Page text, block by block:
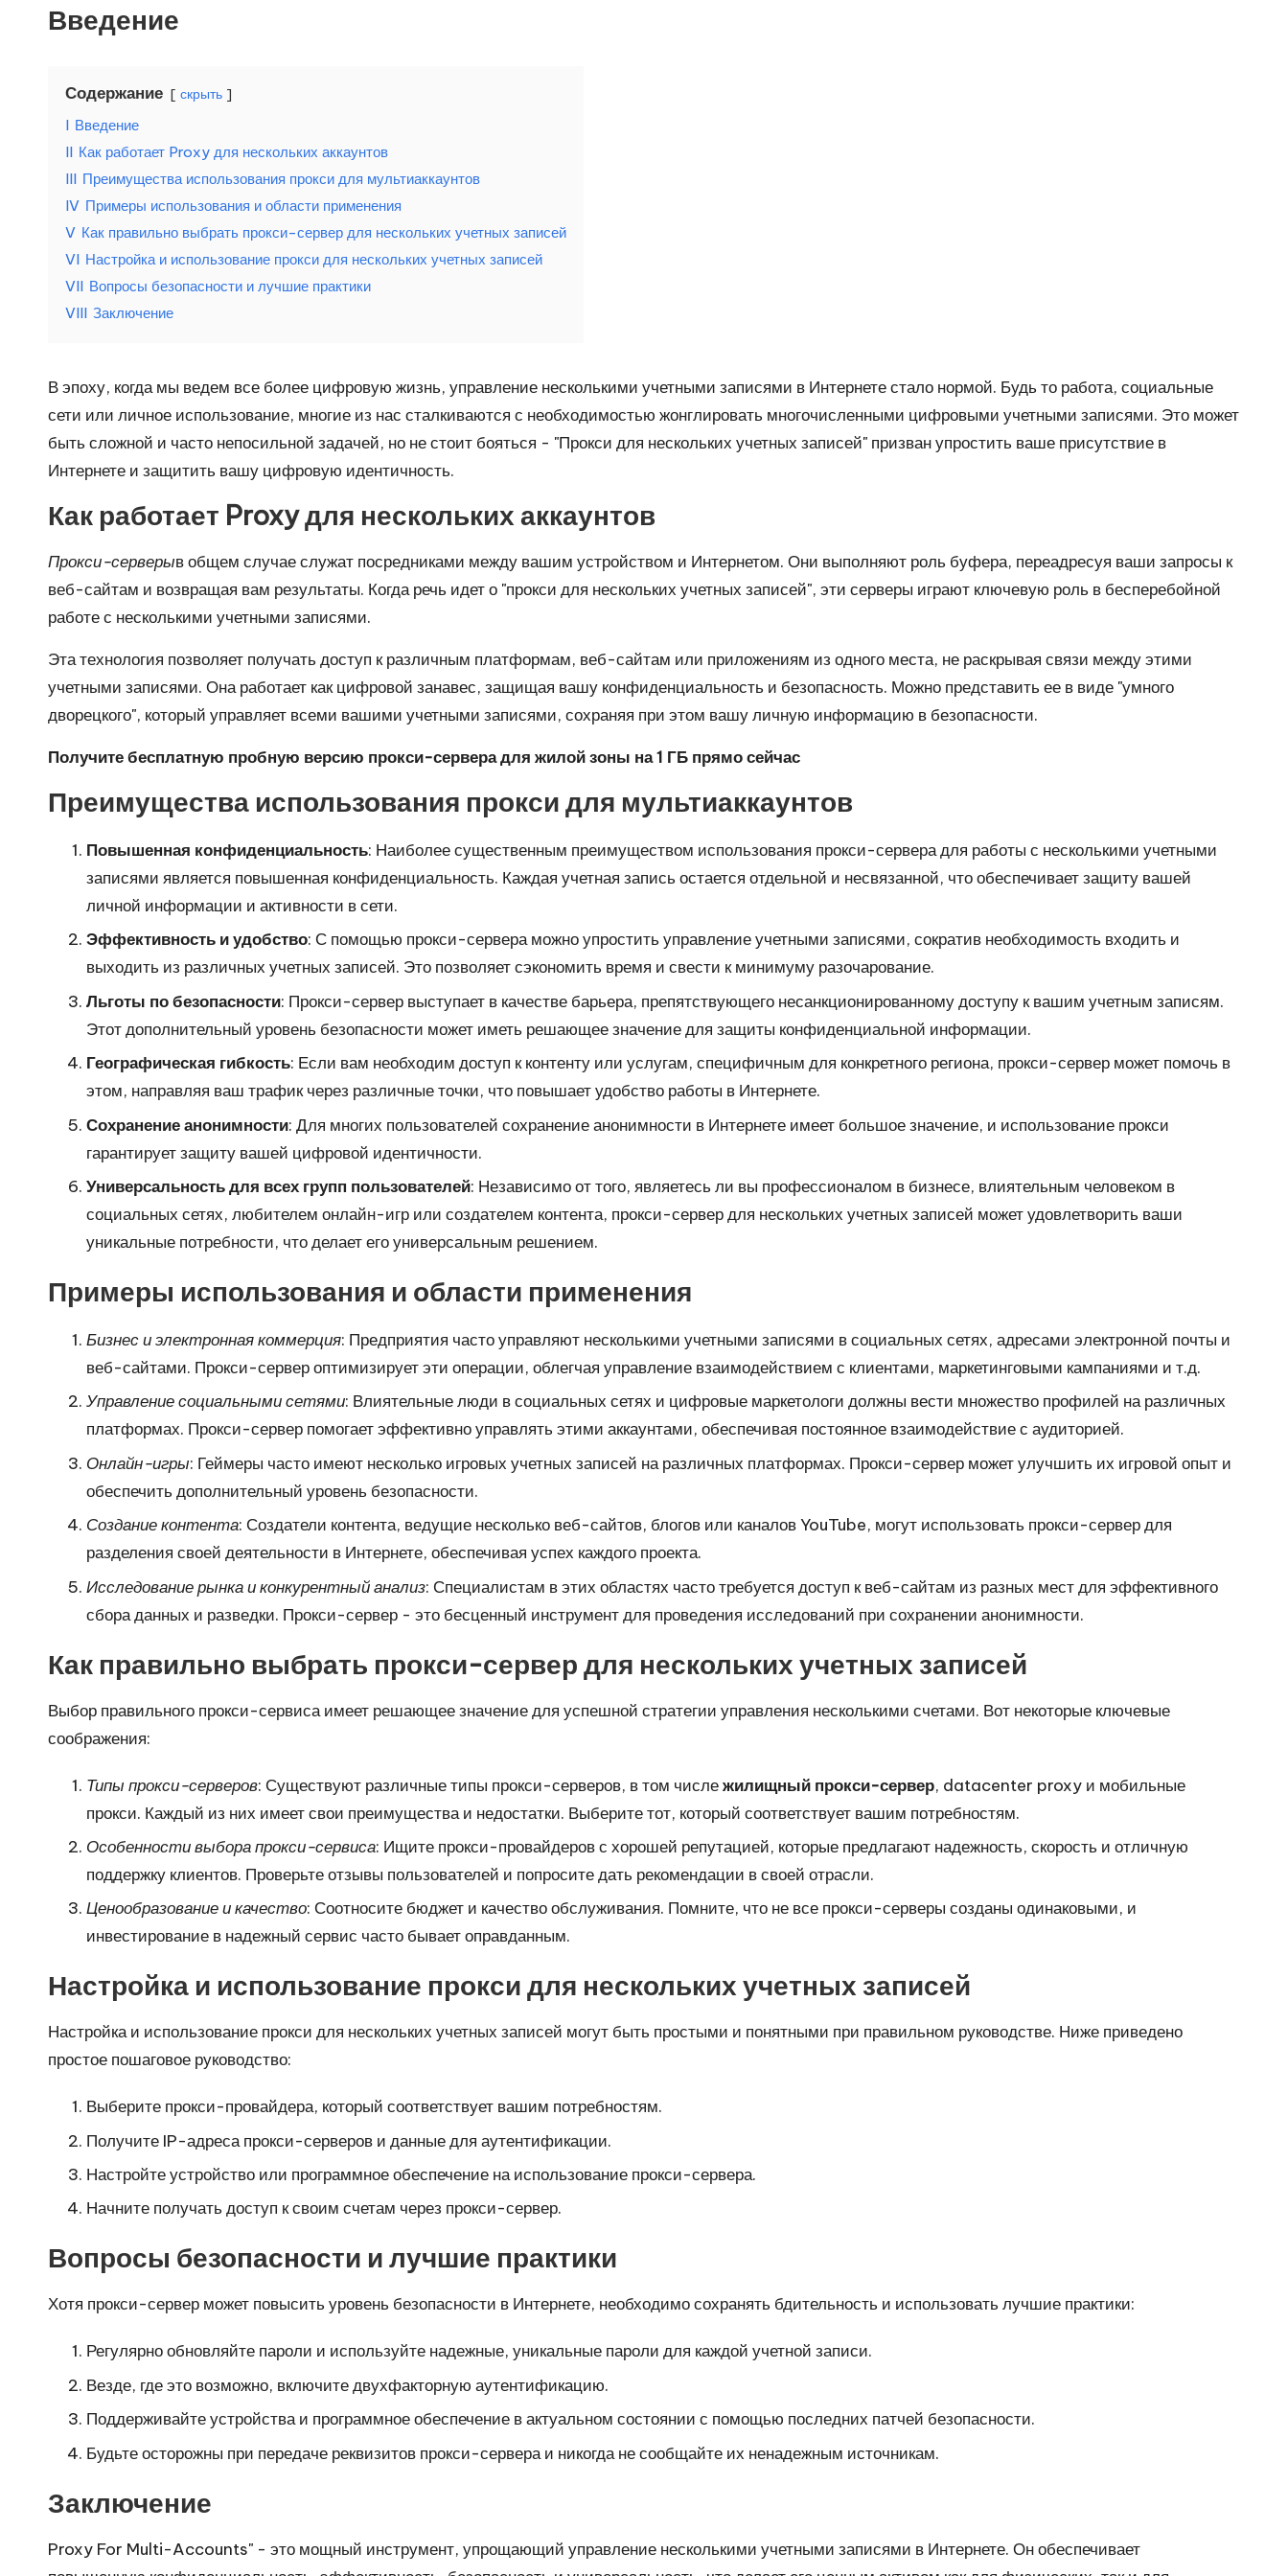
н
ж
д
б
е
с
л
а
т
н
а
я
п
р
о
б
н
в
и
O
y
P
x
Введение
Содержание скрыть
I Введение
II Как работает Proxy для нескольких аккаунтов
III Преимущества использования прокси для мультиаккаунтов
IV Примеры использования и области применения
V Как правильно выбрать прокси-сервер для нескольких учетных записей
VI Настройка и использование прокси для нескольких учетных записей
VII Вопросы безопасности и лучшие практики
VIII Заключение
В эпоху, когда мы ведем все более цифровую жизнь, управление несколькими учетными записями в Интернете стало нормой. Будь то работа, социальные
сети или личное использование, многие из нас сталкиваются с необходимостью жонглировать многочисленными цифровыми учетными записями. Это может
быть сложной и часто непосильной задачей, но не стоит бояться - "Прокси для нескольких учетных записей" призван упростить ваше присутствие в
Интернете и защитить вашу цифровую идентичность.
Как работает Proxy для нескольких аккаунтов
Прокси-серверыв общем случае служат посредниками между вашим устройством и Интернетом. Они выполняют роль буфера, переадресуя ваши запросы к
веб-сайтам и возвращая вам результаты. Когда речь идет о "прокси для нескольких учетных записей", эти серверы играют ключевую роль в бесперебойной
работе с несколькими учетными записями.
Эта технология позволяет получать доступ к различным платформам, веб-сайтам или приложениям из одного места, не раскрывая связи между этими
учетными записями. Она работает как цифровой занавес, защищая вашу конфиденциальность и безопасность. Можно представить ее в виде "умного
дворецкого", который управляет всеми вашими учетными записями, сохраняя при этом вашу личную информацию в безопасности.
Получите бесплатную пробную версию прокси-сервера для жилой зоны на 1 ГБ прямо сейчас
Преимущества использования прокси для мультиаккаунтов
Повышенная конфиденциальность: Наиболее существенным преимуществом использования прокси-сервера для работы с несколькими учетными
записями является повышенная конфиденциальность. Каждая учетная запись остается отдельной и несвязанной, что обеспечивает защиту вашей
личной информации и активности в сети.
Эффективность и удобство: С помощью прокси-сервера можно упростить управление учетными записями, сократив необходимость входить и
выходить из различных учетных записей. Это позволяет сэкономить время и свести к минимуму разочарование.
Льготы по безопасности: Прокси-сервер выступает в качестве барьера, препятствующего несанкционированному доступу к вашим учетным записям.
Этот дополнительный уровень безопасности может иметь решающее значение для защиты конфиденциальной информации.
Географическая гибкость: Если вам необходим доступ к контенту или услугам, специфичным для конкретного региона, прокси-сервер может помочь в
этом, направляя ваш трафик через различные точки, что повышает удобство работы в Интернете.
Сохранение анонимности: Для многих пользователей сохранение анонимности в Интернете имеет большое значение, и использование прокси
гарантирует защиту вашей цифровой идентичности.
Универсальность для всех групп пользователей: Независимо от того, являетесь ли вы профессионалом в бизнесе, влиятельным человеком в
социальных сетях, любителем онлайн-игр или создателем контента, прокси-сервер для нескольких учетных записей может удовлетворить ваши
уникальные потребности, что делает его универсальным решением.
Примеры использования и области применения
Бизнес и электронная коммерция: Предприятия часто управляют несколькими учетными записями в социальных сетях, адресами электронной почты и
веб-сайтами. Прокси-сервер оптимизирует эти операции, облегчая управление взаимодействием с клиентами, маркетинговыми кампаниями и т.д.
Управление социальными сетями: Влиятельные люди в социальных сетях и цифровые маркетологи должны вести множество профилей на различных
платформах. Прокси-сервер помогает эффективно управлять этими аккаунтами, обеспечивая постоянное взаимодействие с аудиторией.
Онлайн-игры: Геймеры часто имеют несколько игровых учетных записей на различных платформах. Прокси-сервер может улучшить их игровой опыт и
обеспечить дополнительный уровень безопасности.
Создание контента: Создатели контента, ведущие несколько веб-сайтов, блогов или каналов YouTube, могут использовать прокси-сервер для
разделения своей деятельности в Интернете, обеспечивая успех каждого проекта.
Исследование рынка и конкурентный анализ: Специалистам в этих областях часто требуется доступ к веб-сайтам из разных мест для эффективного
сбора данных и разведки. Прокси-сервер - это бесценный инструмент для проведения исследований при сохранении анонимности.
Как правильно выбрать прокси-сервер для нескольких учетных записей
Выбор правильного прокси-сервиса имеет решающее значение для успешной стратегии управления несколькими счетами. Вот некоторые ключевые
соображения:
Типы прокси-серверов: Существуют различные типы прокси-серверов, в том числежилищный прокси-сервер, datacenter proxy и мобильные
прокси. Каждый из них имеет свои преимущества и недостатки. Выберите тот, который соответствует вашим потребностям.
Особенности выбора прокси-сервиса: Ищите прокси-провайдеров с хорошей репутацией, которые предлагают надежность, скорость и отличную
поддержку клиентов. Проверьте отзывы пользователей и попросите дать рекомендации в своей отрасли.
Ценообразование и качество: Соотносите бюджет и качество обслуживания. Помните, что не все прокси-серверы созданы одинаковыми, и
инвестирование в надежный сервис часто бывает оправданным.
Настройка и использование прокси для нескольких учетных записей
Настройка и использование прокси для нескольких учетных записей могут быть простыми и понятными при правильном руководстве. Ниже приведено
простое пошаговое руководство:
Выберите прокси-провайдера, который соответствует вашим потребностям.
Получите IP-адреса прокси-серверов и данные для аутентификации.
Настройте устройство или программное обеспечение на использование прокси-сервера.
Начните получать доступ к своим счетам через прокси-сервер.
Вопросы безопасности и лучшие практики
Хотя прокси-сервер может повысить уровень безопасности в Интернете, необходимо сохранять бдительность и использовать лучшие практики:
Регулярно обновляйте пароли и используйте надежные, уникальные пароли для каждой учетной записи.
Везде, где это возможно, включите двухфакторную аутентификацию.
Поддерживайте устройства и программное обеспечение в актуальном состоянии с помощью последних патчей безопасности.
Будьте осторожны при передаче реквизитов прокси-сервера и никогда не сообщайте их ненадежным источникам.
Заключение
Proxy For Multi-Accounts" - это мощный инструмент, упрощающий управление несколькими учетными записями в Интернете. Он обеспечивает